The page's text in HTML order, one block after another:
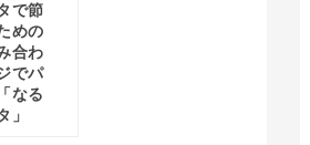
で節
めの
合わ
でパ
なる
」